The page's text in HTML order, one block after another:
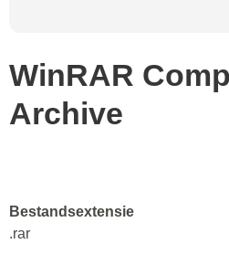
WinRAR
Archive
Bestandsextensie
.rar